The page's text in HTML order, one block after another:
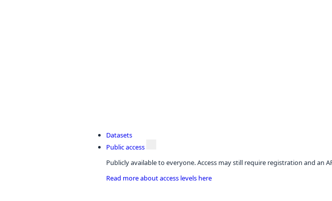
Datasets
Public access
Publicly available to everyone. Access may still require registration and an
Read more about access levels here